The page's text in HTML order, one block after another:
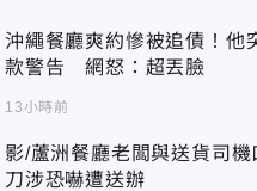
沖繩餐廳爽約慘被追債！他
款警告 網怒：超丟臉
13小時前
影/蘆洲餐廳老闆與送貨司
刀涉恐嚇遭送辦